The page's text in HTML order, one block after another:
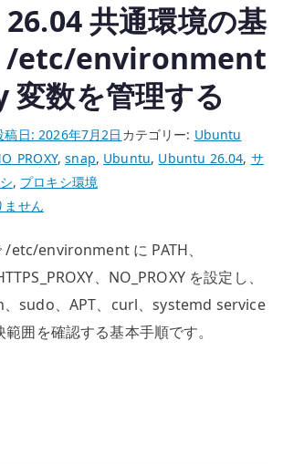
共通環境の基
/etc/environment
変数を管理する
稿日: 2026年7月2日 カテゴリー: Ubuntu
,snap, Ubuntu, Ubuntu 26.04, サ
, プロキシ環境
ません
etc/environment に PATH、
、NO_PROXY を設定し、
、sudo、APT、curl、systemd service
囲を確認する基本手順です。